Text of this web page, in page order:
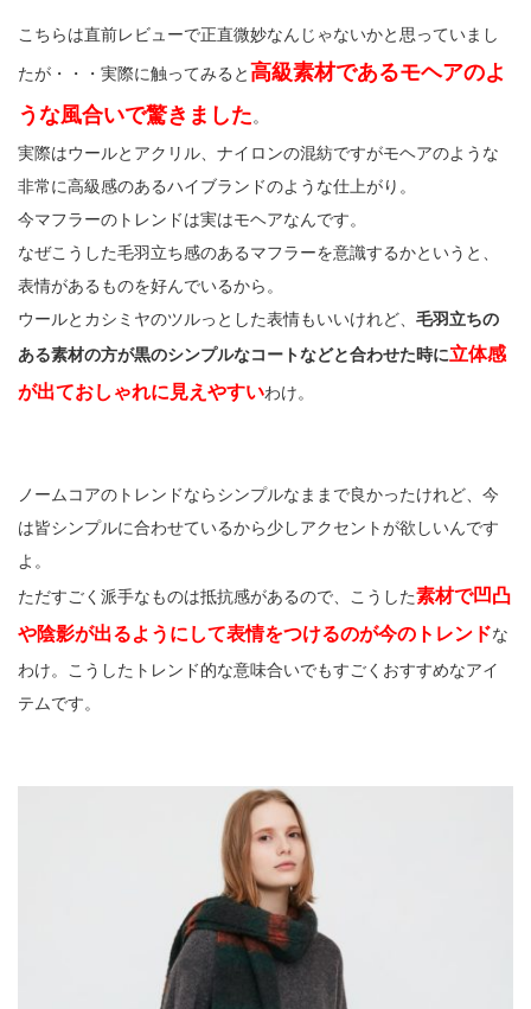
こちらは直前レビューで正直微妙なんじゃないかと思っていまし
たが・・・実際に触ってみると高級素材であるモヘアのよ
うな風合いで驚きました。
実際はウールとアクリル、ナイロンの混紡ですがモヘアのような
非常に高級感のあるハイブランドのような仕上がり。
今マフラーのトレンドは実はモヘアなんです。
なぜこうした毛羽立ち感のあるマフラーを意識するかというと、
表情があるものを好んでいるから。
ウールとカシミヤのツルっとした表情もいいけれど、 毛羽立ちの
ある素材の方が黒のシンプルなコートなどと合わせた時に立体感
が出ておしゃれに見えやすいわけ。
ノームコアのトレンドならシンプルなままで良かったけれど、今
は皆シンプルに合わせているから少しアクセントが欲しいんです
よ。
ただすごく派手なものは抵抗感があるので、こうした素材で凹凸
や陰影が出るようにして表情をつけるのが今のトレンドな
わけ。こうしたトレンド的な意味合いでもすごくおすすめなアイ
テムです。